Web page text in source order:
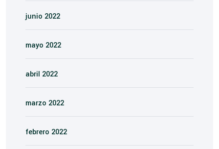
junio 2022
mayo 2022
abril 2022
marzo 2022
febrero 2022